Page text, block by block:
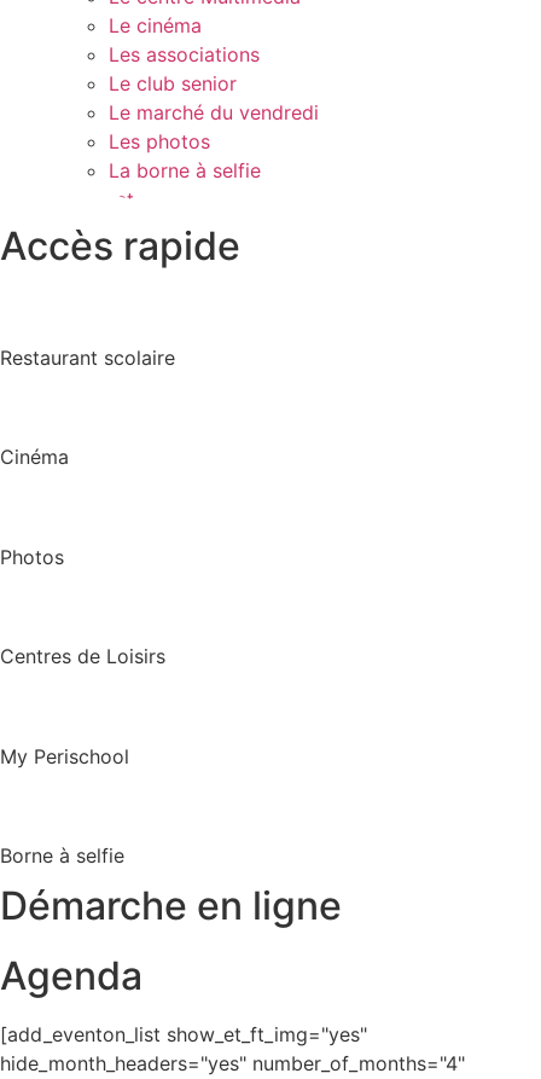
Le cinéma
Les associations
Le club senior
Le marché du vendredi
Les photos
La borne à selfie
Contact
Accès rapide
Restaurant scolaire
Cinéma
Photos
Centres de Loisirs
My Perischool
Borne à selfie
Démarche en ligne
Agenda
[add_eventon_list show_et_ft_img="yes"
hide_month_headers="yes" number_of_months="4"